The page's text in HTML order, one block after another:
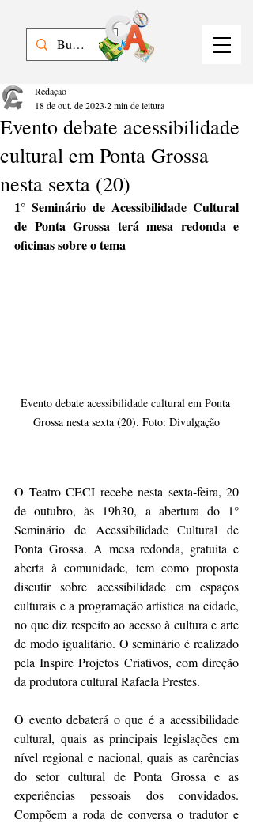
Evento debate acessibilidade
cultural em Ponta Grossa
nesta sexta (20)
Redação
18 de out. de 2023 2 min de leitura
1° Seminário de Acessibilidade Cultural
de Ponta Grossa terá mesa redonda e
oficinas sobre o tema
Evento debate acessibilidade cultural em Ponta
Grossa nesta sexta (20). Foto: Divulgação
O Teatro CECI recebe nesta sexta-feira, 20
de outubro, às 19h30, a abertura do 1°
Seminário de Acessibilidade Cultural de
Ponta Grossa. A mesa redonda, gratuita e
aberta à comunidade, tem como proposta
discutir sobre acessibilidade em espaços
culturais e a programação artística na cidade,
no que diz respeito ao acesso à cultura e arte
de modo igualitário. O seminário é realizado
pela Inspire Projetos Criativos, com direção
da produtora cultural Rafaela Prestes.
O evento debaterá o que é a acessibilidade
cultural, quais as principais legislações em
nível regional e nacional, quais as carências
do setor cultural de Ponta Grossa e as
experiências pessoais dos convidados.
Compõem a roda de conversa o tradutor e